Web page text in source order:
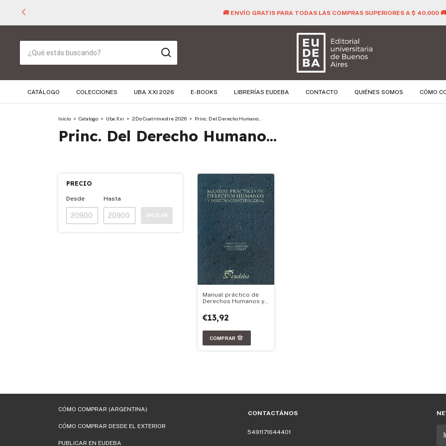
🚚 ENVÍO GRATIS PARA TODAS LAS COMPRAS SUPERIORES A $ 40.000 🚚
CATÁLOGO COLECCIONES UBA XXI 2026 E-BOOKS LIBRERÍAS EUDEBA CONTACTO QUIÉNES SOMOS CÓMO
Inicio > Catalogo > Uba Xxi > 2Do Cuatrimestre 2026 > Princ. Del Derecho Humano...
Princ. Del Derecho Humano...
PRECIO
Desde Hasta
APLICAR
Manual práctico de
Derechos Humanos y
Constitucional
€13,92
CÓMO COMPRAR (ARGENTINA)
CÓMO COMPRAR DESDE EL EXTERIOR
PUBLICAR EN EUDEBA
CONTACTÁNOS
5491171644401